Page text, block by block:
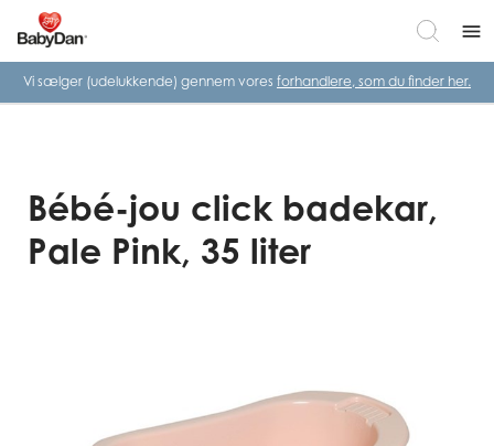
menu
Vi sælger (udelukkende) gennem vores forhandlere, som du finder her.
Bébé-jou click badekar,
Pale Pink, 35 liter